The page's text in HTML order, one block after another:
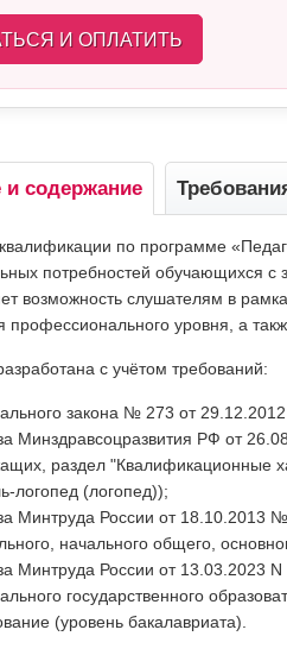
И ОПЛАТИТЬ
и содержание
по программе
потребностей обучающихся с
возможность слушателям в
уровня, а
с учётом требований:
закона № 273 от
Минздравсоцразвития РФ от
раздел "Квалификационные
логопед (логопед));
Минтруда России от 18.10.2013
начального общего,
Минтруда России от 13.03.2023
государственного
(уровень бакалавриата).